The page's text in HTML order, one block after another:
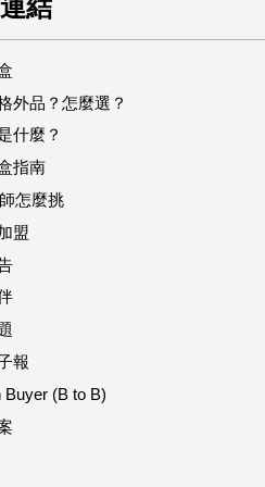
結
外品？怎麼選？
什麼？
指南
怎麼挑
盟
報
Buyer (B to B)